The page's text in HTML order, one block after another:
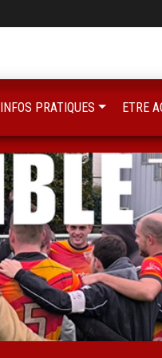
INFOS PRATIQUES ETRE